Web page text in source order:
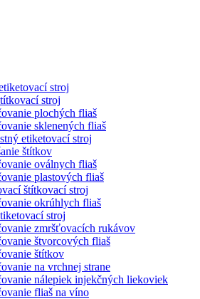
stroj
stroj
plochých fliaš
sklenených fliaš
etiketovací stroj
štítkov
oválnych fliaš
plastových fliaš
štítkovací stroj
okrúhlych fliaš
stroj
zmršťovacích rukávov
štvorcových fliaš
štítkov
na vrchnej strane
nálepiek injekčných liekoviek
fliaš na víno